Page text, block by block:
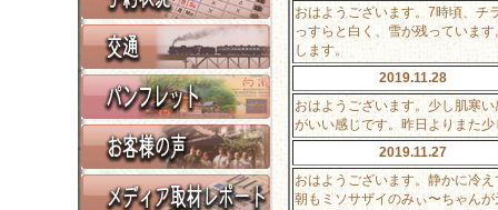
おはようございます。7時頃、チ
っすらと白く、雪が残っていま
します。
2019.11.28
おはようございます。少し肌寒
がいい感じです。昨日よりまた
2019.11.27
おはようございます。静かに冷
朝もミソサザイのみぃ〜ちゃん